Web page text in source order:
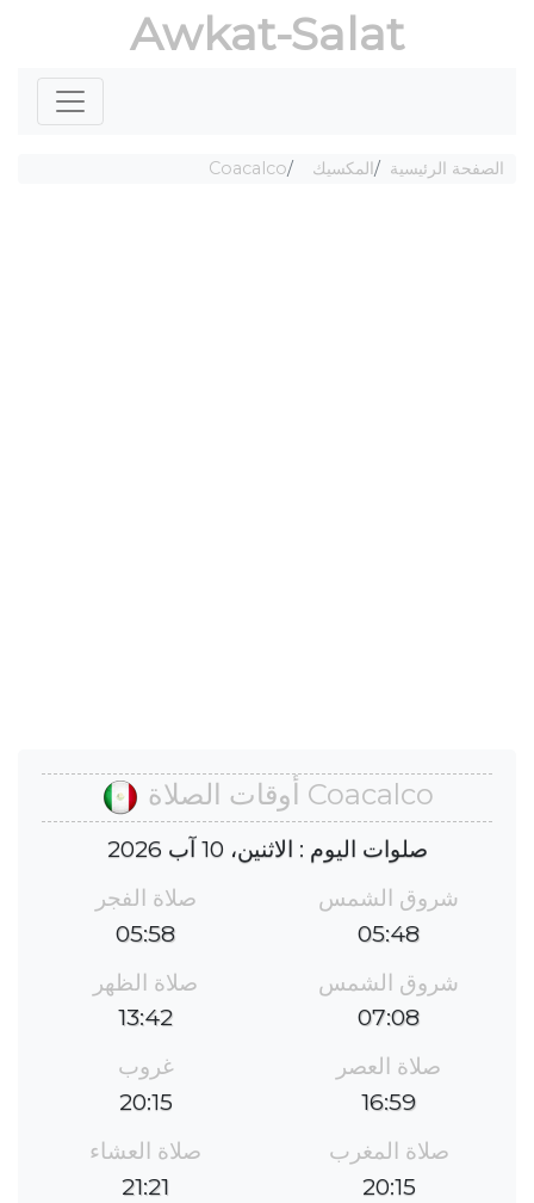
Awkat-Salat
الصفحة الرئيسية المكسيك Coacalco
Coacalco أوقات الصلاة
صلوات اليوم : الاثنين، 10 آب 2026
شروق الشمس
05:48
صلاة الفجر
05:58
شروق الشمس
07:08
صلاة الظهر
13:42
صلاة العصر
16:59
غروب
20:15
صلاة المغرب
20:15
صلاة العشاء
21:21